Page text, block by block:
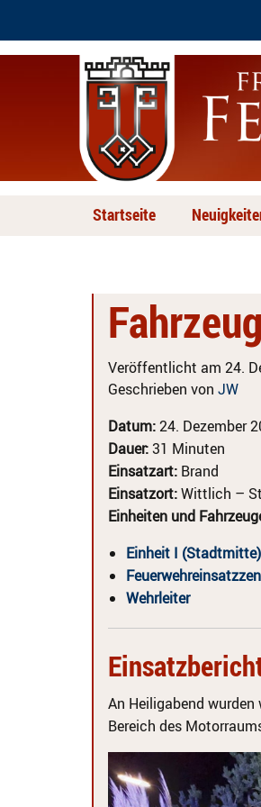
Startseite
Veröffentlicht am 24.
Geschrieben von JW
Datum:24. Dezember
Dauer:31 Minuten
Einsatzart: Brand
Einsatzort:Wittlich –
Einheiten und
Einheit I (Stadtmitte)
Wehrleiter
An Heiligabend
Bereich des